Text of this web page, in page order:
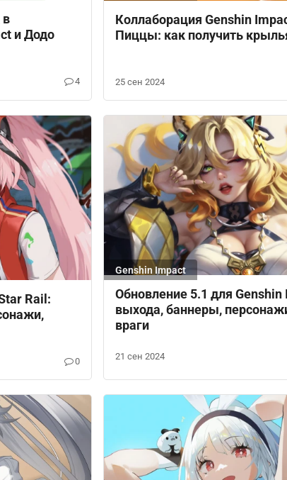
и Додо
4
Коллаборация Genshin
Пиццы: как получить
25 сен 2024
Rail:
0
Genshin Impact
Обновление 5.1 для Genshin
выхода, баннеры,
враги
21 сен 2024